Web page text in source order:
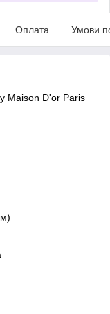
Оплата Умови
Maison D'or Paris